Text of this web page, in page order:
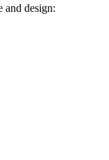
and design: